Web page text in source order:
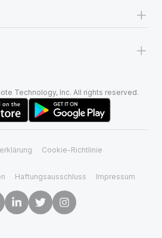
+
+
Technology, Inc. All rights reserved.
Cookie-Richtlinie
Haftungsausschluss Impressum